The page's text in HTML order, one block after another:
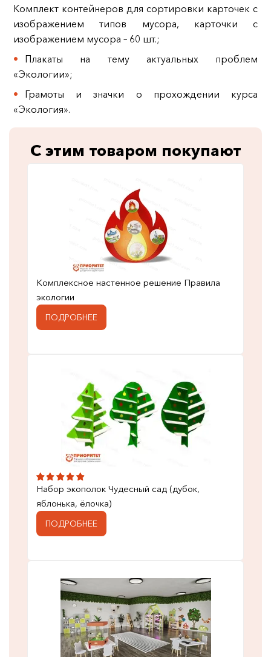
Комплект контейнеров для сортировки карточек с
изображением типов мусора, карточки с
изображением мусора – 60 шт.;
Плакаты на тему актуальных проблем
«Экологии»;
Грамоты и значки о прохождении курса
«Экология».
С этим товаром покупают
Комплексное настенное решение Правила
экологии
ПОДРОБНЕЕ
Набор экополок Чудесный сад (дубок,
яблонька, ёлочка)
ПОДРОБНЕЕ